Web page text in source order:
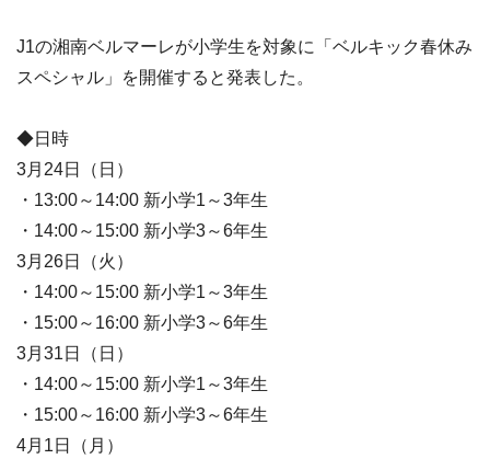
J1の湘南ベルマーレが小学生を対象に「ベルキック春休み
スペシャル」を開催すると発表した。
◆日時
3月24日（日）
・13:00～14:00 新小学1～3年生
・14:00～15:00 新小学3～6年生
3月26日（火）
・14:00～15:00 新小学1～3年生
・15:00～16:00 新小学3～6年生
3月31日（日）
・14:00～15:00 新小学1～3年生
・15:00～16:00 新小学3～6年生
4月1日（月）